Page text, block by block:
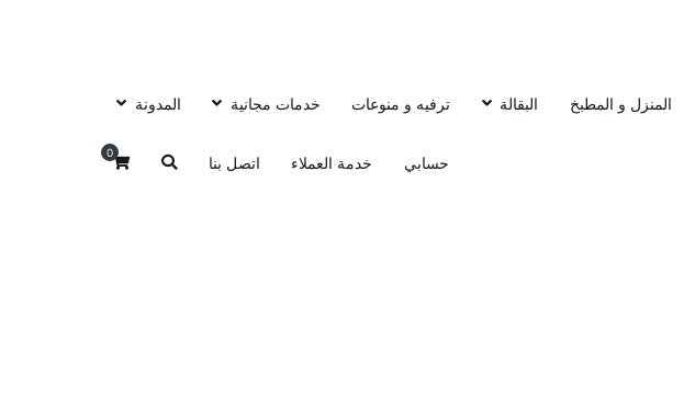
المنزل و المطبخ البقالة ترفيه و منوعات خدمات مجانية المدونة
حسابي خدمة العملاء اتصل بنا
0